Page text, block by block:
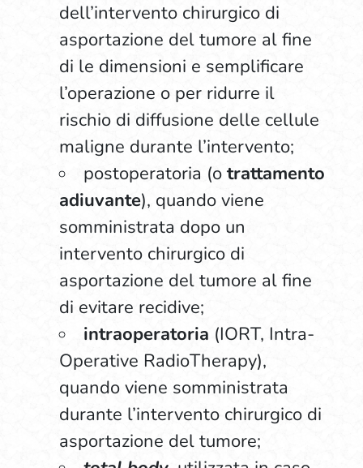
dell’intervento chirurgico di
asportazione del tumore al fine
di le dimensioni e semplificare
l’operazione o per ridurre il
rischio di diffusione delle cellule
maligne durante l’intervento;
postoperatoria (otrattamento
adiuvante), quando viene
somministrata dopo un
intervento chirurgico di
asportazione del tumore al fine
di evitare recidive;
intraoperatoria (IORT, Intra-
Operative RadioTherapy),
quando viene somministrata
durante l’intervento chirurgico di
asportazione del tumore;